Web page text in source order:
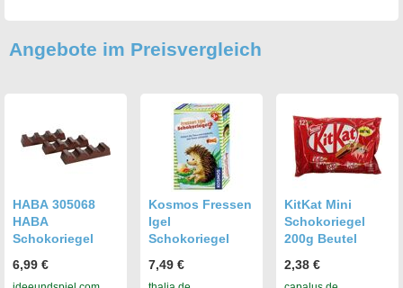
Angebote im Preisvergleich
HABA 305068
HABA
Schokoriegel
6,99 €
Kosmos Fressen
Igel
Schokoriegel
7,49 €
KitKat Mini
Schokoriegel
200g Beutel
2,38 €